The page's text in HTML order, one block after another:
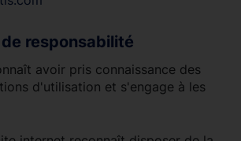
responsabilité
avoir pris connaissance des
d'utilisation et s'engage à les